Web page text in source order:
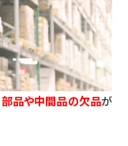
部品や中間品の欠品が